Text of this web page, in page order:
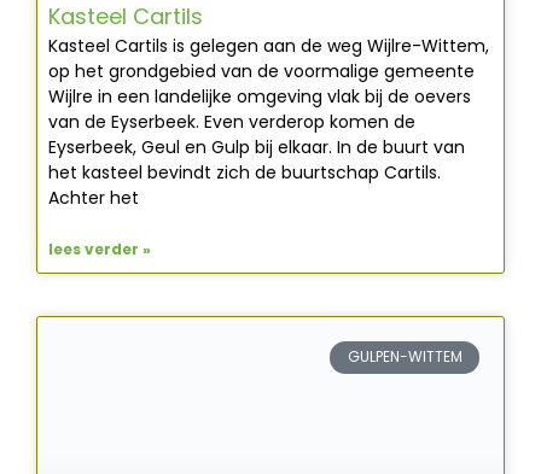
Kasteel Cartils
Kasteel Cartils is gelegen aan de weg Wijlre-Wittem,
op het grondgebied van de voormalige gemeente
Wijlre in een landelijke omgeving vlak bij de oevers
van de Eyserbeek. Even verderop komen de
Eyserbeek, Geul en Gulp bij elkaar. In de buurt van
het kasteel bevindt zich de buurtschap Cartils.
Achter het
lees verder »
GULPEN-WITTEM